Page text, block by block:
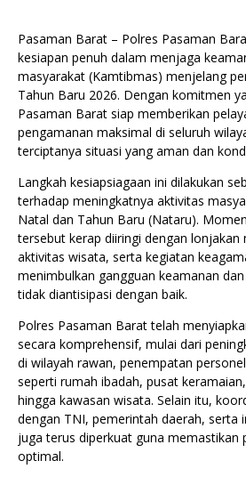
Pasaman Barat – Polres Pasaman
kesiapan penuh dalam menjaga
masyarakat (Kamtibmas) menjelang
Tahun Baru 2026. Dengan komitmen
Pasaman Barat siap memberikan
pengamanan maksimal di seluruh
terciptanya situasi yang aman dan
Langkah kesiapsiagaan ini dilakukan
terhadap meningkatnya aktivitas
Natal dan Tahun Baru (Nataru).
tersebut kerap diiringi dengan lonjakan
aktivitas wisata, serta kegiatan
menimbulkan gangguan keamanan
tidak diantisipasi dengan baik.
Polres Pasaman Barat telah
secara komprehensif, mulai dari
di wilayah rawan, penempatan
seperti rumah ibadah, pusat
hingga kawasan wisata. Selain itu,
dengan TNI, pemerintah daerah, serta
juga terus diperkuat guna memastikan
optimal.